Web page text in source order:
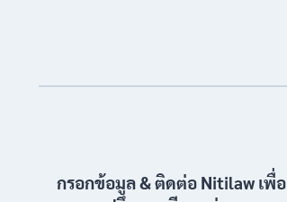
กรอกข้อมูล & ติดต่อ Nitilaw เพื่อ